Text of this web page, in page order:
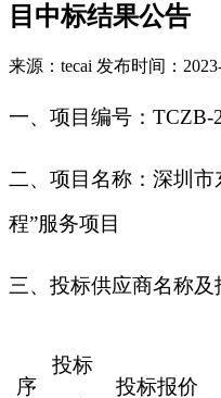
目中标结果公告
来源：tecai 发布时间：
一、 项目编号： TCZB-
二、 项目名称：深圳市
程”服务项目
三、投标供应商名称及
序
投标
投标报价